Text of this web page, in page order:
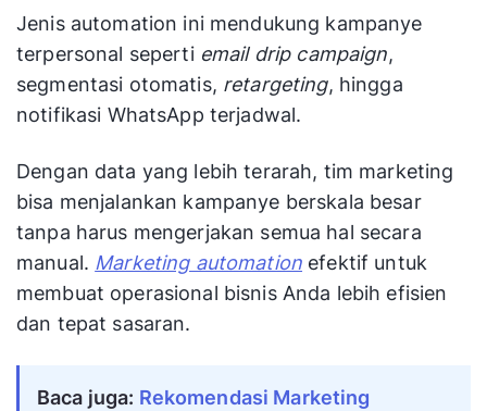
Jenis automation ini mendukung kampanye
terpersonal seperti email drip campaign,
segmentasi otomatis, retargeting, hingga
notifikasi WhatsApp terjadwal.
Dengan data yang lebih terarah, tim marketing
bisa menjalankan kampanye berskala besar
tanpa harus mengerjakan semua hal secara
manual. Marketing automation efektif untuk
membuat operasional bisnis Anda lebih efisien
dan tepat sasaran.
Baca juga: Rekomendasi Marketing